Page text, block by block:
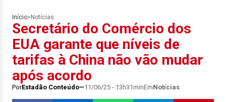
Início> Notícias
Secretário do Comércio dos
EUA garante que níveis de
tarifas à China não vão mudar
após acordo
PorEstadão Conteúdo 11/06/25 - 13h31minEmNotícias